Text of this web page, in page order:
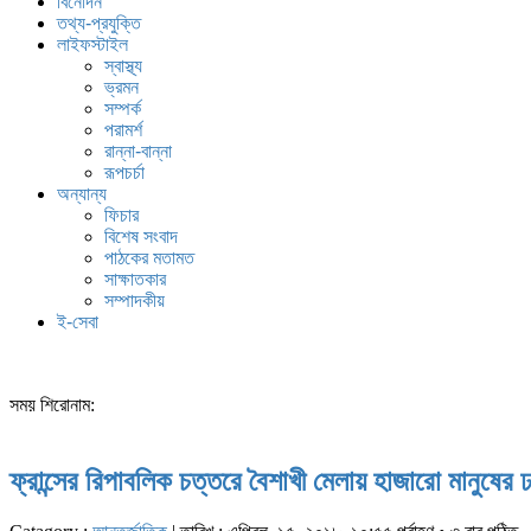
তথ্য-প্রযুক্তি
লাইফস্টাইল
স্বাস্থ্য
ভ্রমন
সম্পর্ক
পরামর্শ
রান্না-বান্না
রূপচর্চা
অন্যান্য
ফিচার
বিশেষ সংবাদ
পাঠকের মতামত
সাক্ষাতকার
সম্পাদকীয়
ই-সেবা
সময় শিরোনাম:
ফ্রান্সের রিপাবলিক চত্তরে বৈশাখী মেলায় হাজারো মানুষের